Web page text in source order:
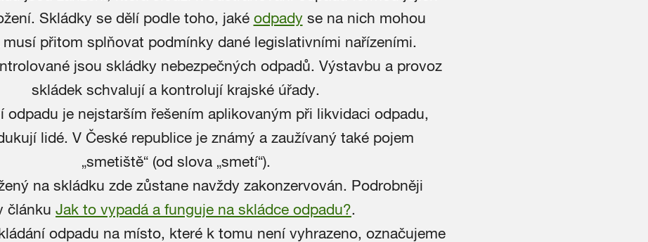
Skládky se dělí podle toho, jaké odpadyse na nich mohou
musí přitom splňovat podmínky dané legislativními nařízeními.
jsou skládky nebezpečných odpadů. Výstavbu a provoz
skládek schvalují a kontrolují krajské úřady.
odpadu je nejstarším řešením aplikovaným při likvidaci odpadu,
lidé. V České republice je známý a zaužívaný také pojem
„smetiště“ (od slova „smetí“).
na skládku zde zůstane navždy zakonzervován. Podrobněji
článku Jak to vypadá a funguje na skládce odpadu?.
odpadu na místo, které k tomu není vyhrazeno, označujeme